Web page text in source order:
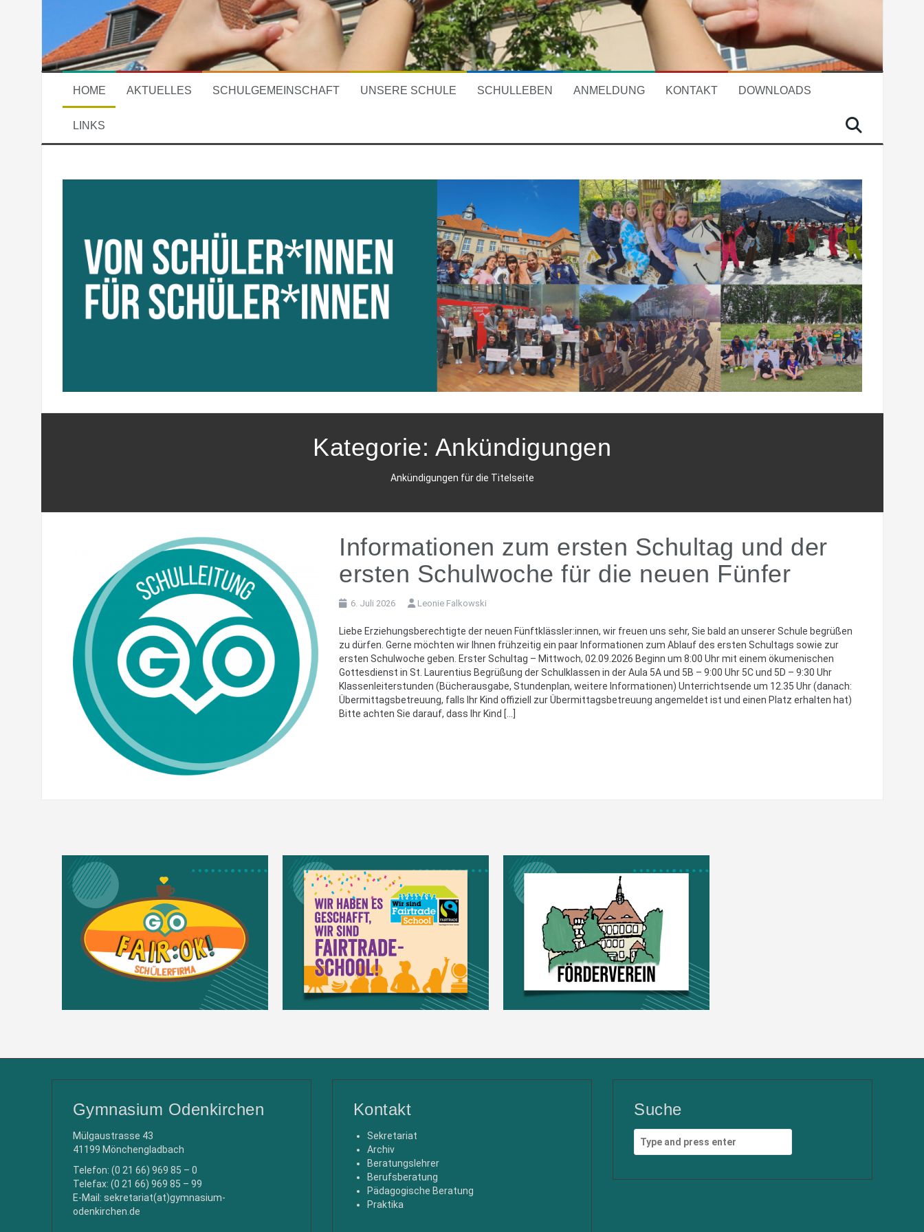
HOME AKTUELLES SCHULGEMEINSCHAFT UNSERE SCHULE SCHULLEBEN ANMELDUNG KONTAKT DOWNLOADS
LINKS
Kategorie: Ankündigungen
Ankündigungen für die Titelseite
Informationen zum ersten Schultag und der
ersten Schulwoche für die neuen Fünfer
6. Juli 2026 Leonie Falkowski
Liebe Erziehungsberechtigte der neuen Fünftklässler:innen, wir freuen uns sehr, Sie bald an unserer Schule begrüßen
zu dürfen. Gerne möchten wir Ihnen frühzeitig ein paar Informationen zum Ablauf des ersten Schultags sowie zur
ersten Schulwoche geben. Erster Schultag – Mittwoch, 02.09.2026 Beginn um 8:00 Uhr mit einem ökumenischen
Gottesdienst in St. Laurentius Begrüßung der Schulklassen in der Aula 5A und 5B – 9:00 Uhr 5C und 5D – 9:30 Uhr
Klassenleiterstunden (Bücherausgabe, Stundenplan, weitere Informationen) Unterrichtsende um 12.35 Uhr (danach:
Übermittagsbetreuung, falls Ihr Kind offiziell zur Übermittagsbetreuung angemeldet ist und einen Platz erhalten hat)
Bitte achten Sie darauf, dass Ihr Kind […]
Gymnasium Odenkirchen
Mülgaustrasse 43
41199 Mönchengladbach
Telefon: (0 21 66) 969 85 – 0
Telefax: (0 21 66) 969 85 – 99
E-Mail: sekretariat(at)gymnasium-
odenkirchen.de
Kontakt
Sekretariat
Archiv
Beratungslehrer
Berufsberatung
Pädagogische Beratung
Praktika
Suche
Search
for: